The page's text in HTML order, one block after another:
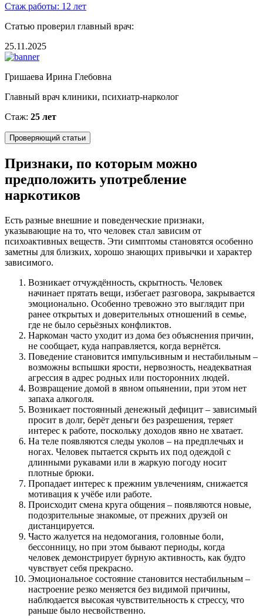
Стаж работы: 12 лет
Статью проверил главный врач:
25.11.2025
Гришаева Ирина Глебовна
Главный врач клиники, психиатр-нарколог
Стаж: 25 лет
Проверяющий статьи
Признаки, по которым можно
предположить употребление
наркотиков
Есть разные внешние и поведенческие признаки,
указывающие на то, что человек стал зависим от
психоактивных веществ. Эти симптомы становятся особенно
заметны для близких, хорошо знающих привычки и характер
зависимого.
Возникает отчуждённость, скрытность. Человек
начинает прятать вещи, избегает разговора, закрывается
эмоционально. Особенно тревожно это выглядит при
ранее открытых и доверительных отношений в семье,
где не было серьёзных конфликтов.
Наркоман часто уходит из дома без объяснения причин,
не сообщает, куда направляется, когда вернётся.
Поведение становится импульсивным и нестабильным –
возможны вспышки ярости, нервозность, неадекватная
агрессия в адрес родных или посторонних людей.
Возвращение домой в явном опьянении, при этом нет
запаха алкоголя.
Возникает постоянный денежный дефицит – зависимый
просит в долг, берёт деньги без разрешения, теряет
интерес к работе, поскольку доходов явно не хватает.
На теле появляются следы уколов – на предплечьях и
ногах. Человек пытается скрыть их под одеждой с
длинными рукавами или в жаркую погоду носит
плотные брюки.
Пропадает интерес к прежним увлечениям, снижается
мотивация к учёбе или работе.
Происходит смена круга общения – появляются новые,
подозрительные знакомые, от прежних друзей он
дистанцируется.
Часто жалуется на недомогания, головные боли,
бессонницу, но при этом бывают периоды, когда
человек демонстрирует бурную активность, как будто
чувствует себя прекрасно.
Эмоциональное состояние становится нестабильным –
настроение резко меняется без видимой причины,
наблюдается высокая чувствительность к стрессу, что
раньше было несвойственно.